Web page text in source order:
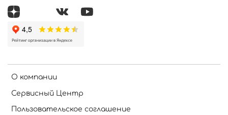
О компании
Сервисный Центр
Пользовательское соглашение